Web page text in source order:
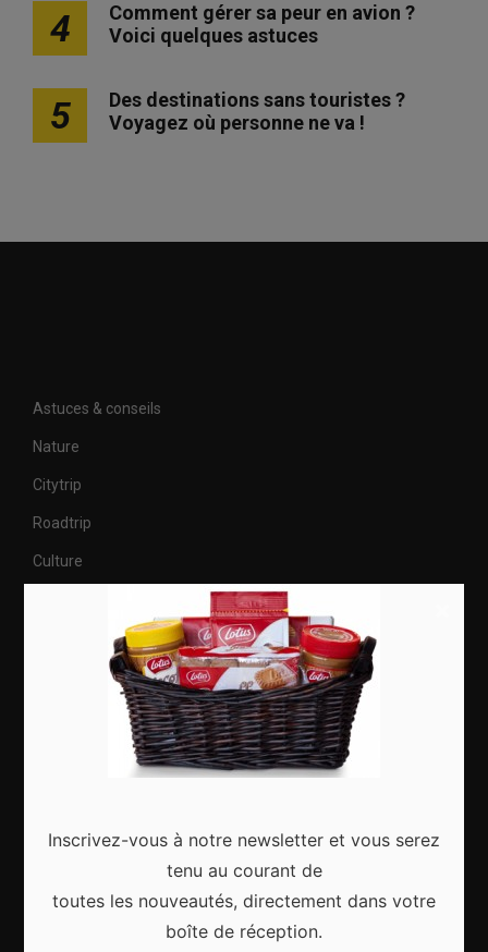
4
Comment gérer sa peur en avion ?
Voici quelques astuces
5
Des destinations sans touristes ?
Voyagez où personne ne va !
Astuces & conseils
Nature
Citytrip
Roadtrip
Culture
Articles récents
Sport d’hiver, cinq destinations incontournables
Inscrivez-vous à notre newsletter et vous serez
tenu au courant de
toutes les nouveautés, directement dans votre
boîte de réception.